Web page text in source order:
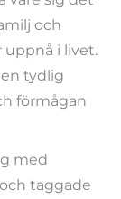
och
i livet.
tydlig
förmågan
med
taggade